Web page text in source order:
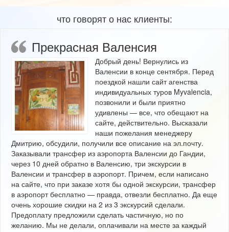
что говорят о нас клиенты:
Прекрасная Валенсия
Добрый день! Вернулись из
Валенсии в конце сентября. Перед
поездкой нашли сайт агенства
индивидуальных туров Myvalencia,
позвонили и были приятно
удивлены — все, что обещают на
сайте, действительно. Высказали
наши пожелания менеджеру
Дмитрию, обсудили, получили все описание на эл.почту.
Заказывали трансфер из аэропорта Валенсии до Гандии,
через 10 дней обратно в Валенсию, три экскурсии в
Валенсии и трансфер в аэропорт. Причем, если написано
на сайте, что при заказе хотя бы одной экскурсии, трансфер
в аэропорт бесплатно — правда, отвезли бесплатно. Да еще
очень хорошие скидки на 2 из 3 экскурсий сделали.
Предоплату предложили сделать частичную, но по
желанию. Мы не делали, оплачивали на месте за каждый